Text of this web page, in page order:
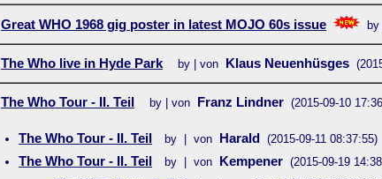
Great WHO 1968 gig poster in latest MOJO 60s issue
The Who live in Hyde Park by | von Klaus Neuenhüsges
The Who Tour - II. Teil by | von Franz Lindner (2015-09-10
The Who Tour - II. Teil by | von Harald (2015-09-11 08:37:55)
The Who Tour - II. Teil by | von Kempener (2015-09-19